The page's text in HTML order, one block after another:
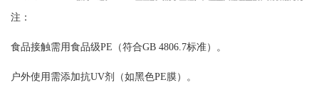
注：
食品接触需用食品级PE（符合GB 4806.7标准）。
户外使用需添加抗UV剂（如黑色PE膜）。